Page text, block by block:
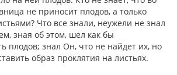
не приносит плодов, а только
Что все знали, неужели не знал
зная об этом, шел как бы
плодов; знал Он, что не найдет их, но
образ проклятия на листьях.